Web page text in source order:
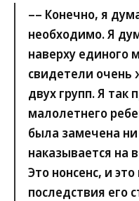
–– Конечно, я
необходимо. Я
наверху единого
свидетели очень
двух групп. Я так
малолетнего
была замечена
наказывается на
Это нонсенс, и
последствия его